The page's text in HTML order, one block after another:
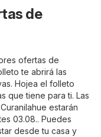
de
ofertas de
te abrirá las
Hojea el folleto
que tiene para ti. Las
estarán
03.08.. Puedes
desde tu casa y